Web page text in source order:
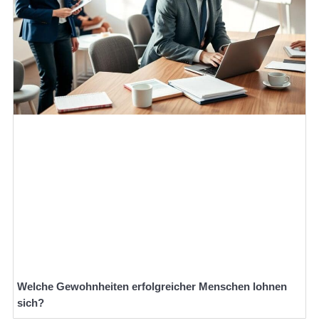
Welche Gewohnheiten erfolgreicher Menschen lohnen
sich?